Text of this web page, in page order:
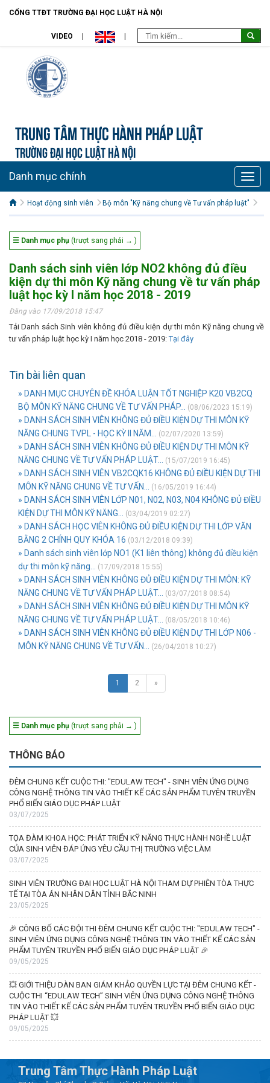
CỔNG TTĐT TRƯỜNG ĐẠI HỌC LUẬT HÀ NỘI
VIDEO
Trung tâm Thực hành pháp luật
TRƯỜNG ĐẠI HỌC LUẬT HÀ NỘI
Toggle
Danh mục chính
Hoạt động sinh viên Bộ môn "Kỹ năng chung về Tư vấn pháp luật"
☰ Danh mục phụ (trượt sang phải → )
Danh sách sinh viên lớp NO2 không đủ điều
kiện dự thi môn Kỹ năng chung về tư vấn pháp
luật học kỳ I năm học 2018 - 2019
Đăng vào 17/09/2018 15:47
Tải Danh sách Sinh viên không đủ điều kiện dự thi môn Kỹ năng chung về
tư vấn pháp luật học kỳ I năm học 2018 - 2019:Tại đây
Tin bài liên quan
» DANH MỤC CHUYÊN ĐỀ KHÓA LUẬN TỐT NGHIỆP K20 VB2CQ
BỘ MÔN KỸ NĂNG CHUNG VỀ TƯ VẤN PHÁP...
(08/06/2023 15:19)
» DANH SÁCH SINH VIÊN KHÔNG ĐỦ ĐIỀU KIỆN DỰ THI MÔN KỸ
NĂNG CHUNG TVPL - HỌC KỲ II NĂM...
(02/07/2020 13:59)
» DANH SÁCH SINH VIÊN KHÔNG ĐỦ ĐIỀU KIỆN DỰ THI MÔN KỸ
NĂNG CHUNG VỀ TƯ VẤN PHÁP LUẬT...
(15/07/2019 16:45)
» DANH SÁCH SINH VIÊN VB2CQK16 KHÔNG ĐỦ ĐIỀU KIỆN DỰ THI
MÔN KỸ NĂNG CHUNG VỀ TƯ VẤN...
(16/05/2019 16:44)
» DANH SÁCH SINH VIÊN LỚP N01, N02, N03, N04 KHÔNG ĐỦ ĐIỀU
KIỆN DỰ THI MÔN KỸ NĂNG...
(03/04/2019 02:27)
» DANH SÁCH HỌC VIÊN KHÔNG ĐỦ ĐIỀU KIỆN DỰ THI LỚP VĂN
BẰNG 2 CHÍNH QUY KHÓA 16 (03/12/2018 09:39)
» Danh sách sinh viên lớp NO1 (K1 liên thông) không đủ điều kiện
dự thi môn kỹ năng...
(17/09/2018 15:55)
» DANH SÁCH SINH VIÊN KHÔNG ĐỦ ĐIỀU KIỆN DỰ THI MÔN: KỸ
NĂNG CHUNG VỀ TƯ VẤN PHÁP LUẬT...
(03/07/2018 08:54)
» DANH SÁCH SINH VIÊN KHÔNG ĐỦ ĐIỀU KIỆN DỰ THI MÔN KỸ
NĂNG CHUNG VỀ TƯ VẤN PHÁP LUẬT...
(08/05/2018 10:46)
» DANH SÁCH SINH VIÊN KHÔNG ĐỦ ĐIỀU KIỆN DỰ THI LỚP N06 -
MÔN KỸ NĂNG CHUNG VỀ TƯ VẤN...
(26/04/2018 10:27)
1 2 »
☰ Danh mục phụ (trượt sang phải → )
THÔNG BÁO
ĐÊM CHUNG KẾT CUỘC THI: "EDULAW TECH" - SINH VIÊN ỨNG DỤNG
CÔNG NGHỆ THÔNG TIN VÀO THIẾT KẾ CÁC SẢN PHẨM TUYÊN TRUYỀN
PHỔ BIẾN GIÁO DỤC PHÁP LUẬT
03/07/2025
TỌA ĐÀM KHOA HỌC: PHÁT TRIỂN KỸ NĂNG THỰC HÀNH NGHỀ LUẬT
CỦA SINH VIÊN ĐÁP ỨNG YÊU CẦU THỊ TRƯỜNG VIỆC LÀM
03/07/2025
SINH VIÊN TRƯỜNG ĐẠI HỌC LUẬT HÀ NỘI THAM DỰ PHIÊN TÒA THỰC
TẾ TẠI TÒA ÁN NHÂN DÂN TỈNH BẮC NINH
23/05/2025
🎉 CÔNG BỐ CÁC ĐỘI THI ĐÊM CHUNG KẾT CUỘC THI: "EDULAW TECH" -
SINH VIÊN ỨNG DỤNG CÔNG NGHỆ THÔNG TIN VÀO THIẾT KẾ CÁC SẢN
PHẨM TUYÊN TRUYỀN PHỔ BIẾN GIÁO DỤC PHÁP LUẬT 🎉
09/05/2025
💥 GIỚI THIỆU DÀN BAN GIÁM KHẢO QUYỀN LỰC TẠI ĐÊM CHUNG KẾT -
CUỘC THI “EDULAW TECH” SINH VIÊN ỨNG DỤNG CÔNG NGHỆ THÔNG
TIN VÀO THIẾT KẾ CÁC SẢN PHẨM TUYÊN TRUYỀN PHỔ BIẾN GIÁO DỤC
PHÁP LUẬT 💥
09/05/2025
Trung Tâm Thực Hành Pháp Luật